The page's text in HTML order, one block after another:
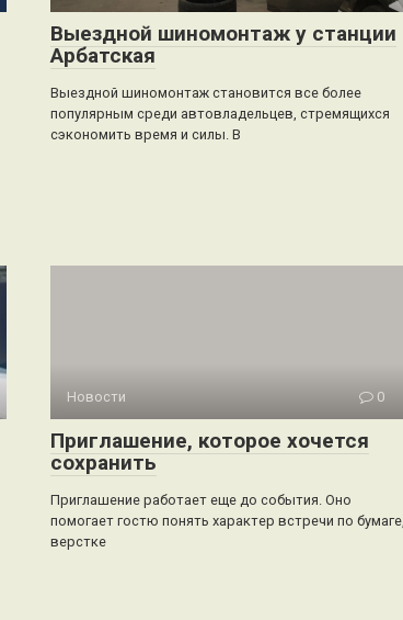
Выездной шиномонтаж у станции
Арбатская
Выездной шиномонтаж становится все более
популярным среди автовладельцев, стремящихся
сэкономить время и силы. В
Новости 0
Приглашение, которое хочется
сохранить
Приглашение работает еще до события. Оно
помогает гостю понять характер встречи по бумаге,
верстке